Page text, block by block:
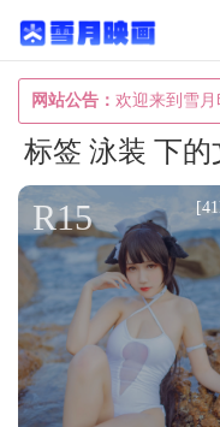
网站公告： 欢迎来到雪
标签 泳装 下的
R15